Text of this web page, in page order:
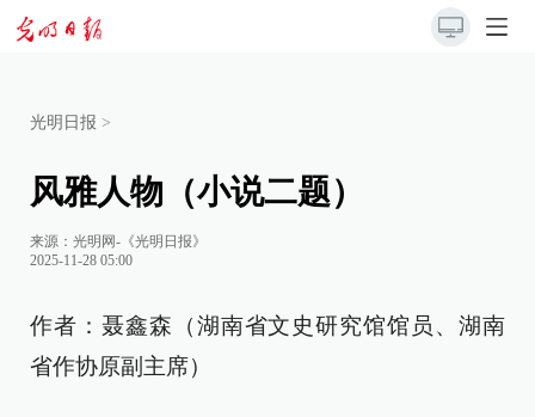
光明日报 >
风雅人物（小说二题）
来源： 光明网-《光明日报》
2025-11-28 05:00
作者：聂鑫森（湖南省文史研究馆馆员、湖南
省作协原副主席）